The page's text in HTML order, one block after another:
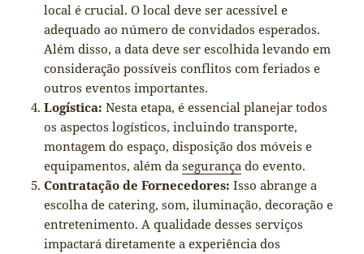
local é crucial. O local deve ser acessível e
adequado ao número de convidados esperados.
Além disso, a data deve ser escolhida levando em
consideração possíveis conflitos com feriados e
outros eventos importantes.
Logística: Nesta etapa, é essencial planejar todos
os aspectos logísticos, incluindo transporte,
montagem do espaço, disposição dos móveis e
equipamentos, além dasegurança do evento.
Contratação de Fornecedores: Isso abrange a
escolha de catering, som, iluminação, decoração e
entretenimento. A qualidade desses serviços
impactará diretamente a experiência dos